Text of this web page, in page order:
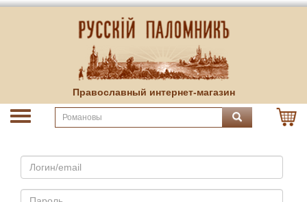
Православный интернет-магазин
Email
Пароль